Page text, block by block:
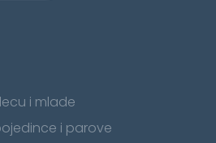
i mlade
i parove